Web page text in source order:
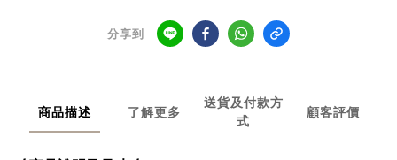
分享到
商品描述 了解更多
送貨及付款方
式
顧客評價